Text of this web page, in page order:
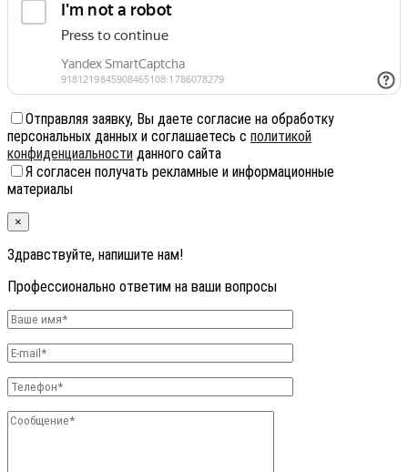
Отправляя заявку, Вы даете согласие на обработку
персональных данных и соглашаетесь с политикой
конфиденциальности данного сайта
Я согласен получать рекламные и информационные
материалы
×
Здравствуйте, напишите нам!
Профессионально ответим на ваши вопросы